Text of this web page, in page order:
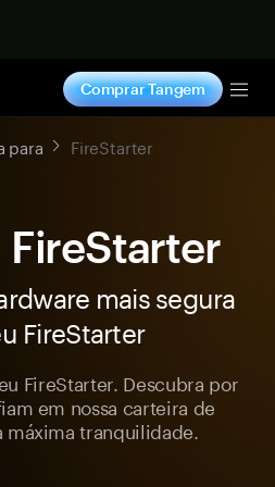
Comprar Tangem
para FireStarter
mais segura
FireStarter
FireStarter. Descubra por
em nossa carteira de
tranquilidade.